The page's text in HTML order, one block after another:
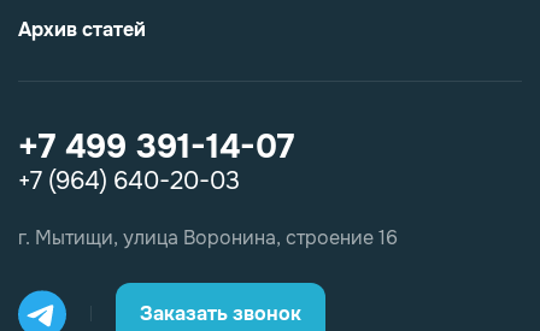
+7 499 391-14-07
+7 (964) 640-20-03
г. Мытищи, улица Воронина, строение 16
Заказать звонок
Архив статей